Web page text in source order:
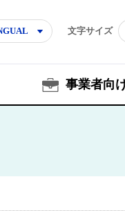
文字サイズ
事業者向